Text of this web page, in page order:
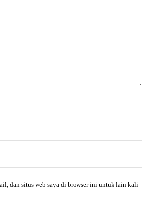
dan situs web saya di browser ini untuk lain kali